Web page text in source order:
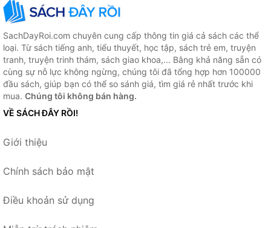
SachDayRoi.com chuyên cung cấp thông tin giá cả sách các thể
loại. Từ sách tiếng anh, tiểu thuyết, học tập, sách trẻ em, truyện
tranh, truyện trinh thám, sách giao khoa,... Bằng khả năng sẵn có
cùng sự nỗ lực không ngừng, chúng tôi đã tổng hợp hơn 100000
đầu sách, giúp bạn có thể so sánh giá, tìm giá rẻ nhất trước khi
mua. Chúng tôi không bán hàng.
VỀ SÁCH ĐÂY RỒI!
Giới thiệu
Chính sách bảo mật
Điều khoản sử dụng